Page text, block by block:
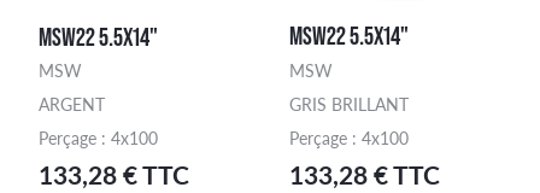
MSW22 5.5X14"
MSW
ARGENT
Perçage : 4x100
133,28 € TTC
MSW22 5.5X14"
MSW
GRIS BRILLANT
Perçage : 4x100
133,28 € TTC